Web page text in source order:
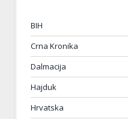
BIH
Crna Kronika
Dalmacija
Hajduk
Hrvatska